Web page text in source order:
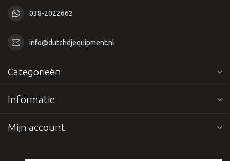
038-2022662
info@dutchdjequipment.nl
Categorieën
Informatie
Mijn account